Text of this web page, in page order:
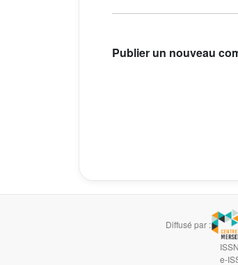
Publier un nouveau
Diffusé par :
e-